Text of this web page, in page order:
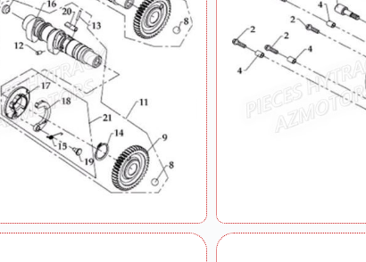
Ensemble Roues
Filtre A Air
Guidon
Lanceur
Pare Buffle
Plaques De Protection
Pont Arriere
Pont Avant
Porte Bagages
Rehausse De Selle Et Dosseret
Reservoir
Selecteur De Vitesses